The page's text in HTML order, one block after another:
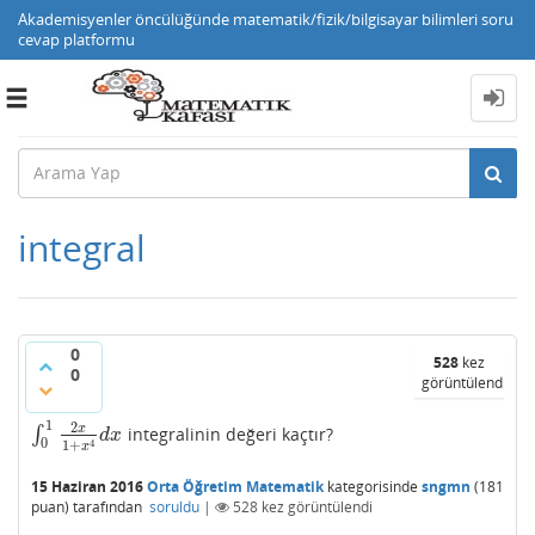
Akademisyenler öncülüğünde matematik/fizik/bilgisayar bilimleri soru
cevap platformu
Toggle
integral
0
0
528 kez
görüntülendi
∫ 1
0
2x
1+x4 dx
∫01 2x1+x4d xintegralinin değeri kaçtır?
15 Haziran 2016Orta Öğretim Matematikkategorisinde sngmn (181
puan) tarafından soruldu | 528 kez görüntülendi